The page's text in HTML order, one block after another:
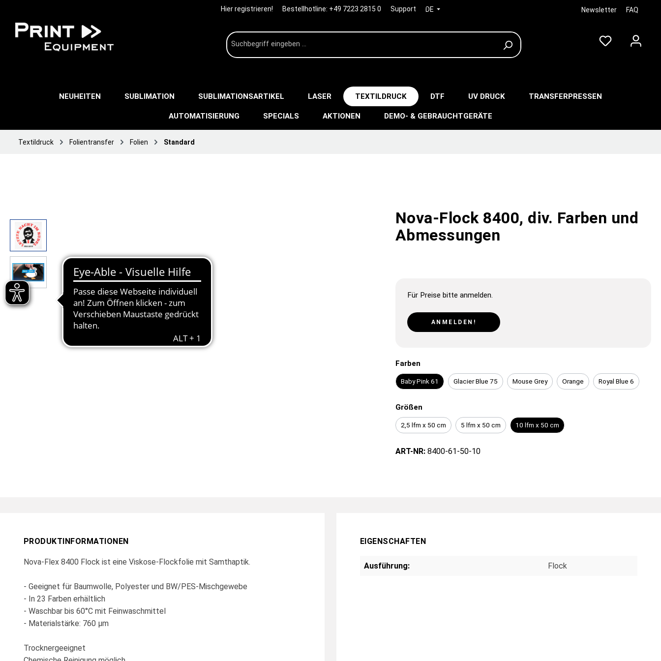
Hier registrieren! Bestellhotline: +49 7223 2815 0 Support DE Newsletter FAQ
NEUHEITEN SUBLIMATION SUBLIMATIONSARTIKEL LASER TEXTILDRUCK DTF UV DRUCK TRANSFERPRESSEN
AUTOMATISIERUNG SPECIALS AKTIONEN DEMO- & GEBRAUCHTGERÄTE
Textildruck Folientransfer Folien Standard
Nova-Flock 8400, div. Farben und
Abmessungen
Für Preise bitte anmelden.
ANMELDEN!
Farben
Baby Pink 61 Glacier Blue 75 Mouse Grey Orange Royal Blue 6
Größen
2,5 lfm x 50 cm 5 lfm x 50 cm 10 lfm x 50 cm
ART-NR: 8400-61-50-10
PRODUKTINFORMATIONEN
Nova-Flex 8400 Flock ist eine Viskose-Flockfolie mit Samthaptik.
- Geeignet für Baumwolle, Polyester und BW/PES-Mischgewebe
- In 23 Farben erhältlich
- Waschbar bis 60°C mit Feinwaschmittel
- Materialstärke: 760 µm
Trocknergeeignet
EIGENSCHAFTEN
Ausführung: Flock